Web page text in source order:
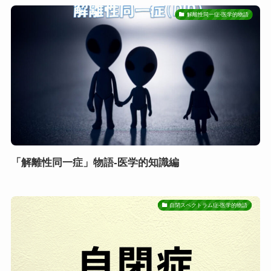
解離性同一症-医学的物語
「解離性同一症」物語-医学的知識編
自閉スペクトラム症-医学的物語